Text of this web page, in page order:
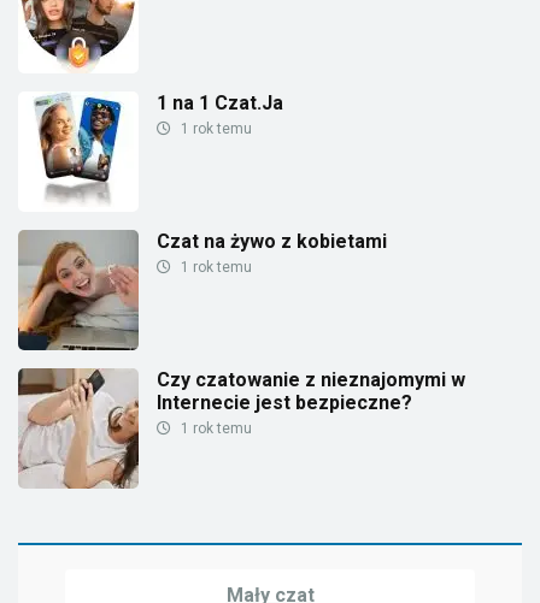
1 na 1 Czat.Ja
1 rok temu
Czat na żywo z kobietami
1 rok temu
Czy czatowanie z nieznajomymi w
Internecie jest bezpieczne?
1 rok temu
Mały czat